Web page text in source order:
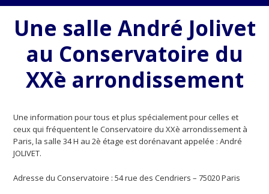
Une salle André Jolivet
au Conservatoire du
XXè arrondissement
Une information pour tous et plus spécialement pour celles et
ceux qui fréquentent le Conservatoire du XXè arrondissement à
Paris, la salle 34 H au 2è étage est dorénavant appelée : André
JOLIVET.
Adresse du Conservatoire : 54 rue des Cendriers – 75020 Paris